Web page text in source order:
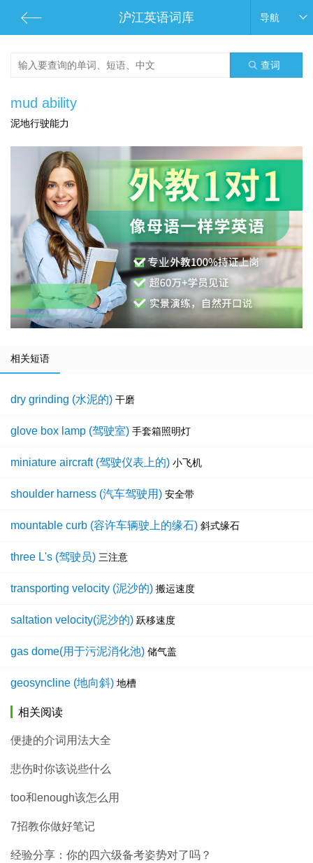
沪江英语词库 导航
查词
mud ability
泥地行驶能力
相关短语
dry grinding (水泥的) 干磨
glove box lamp (驾驶室) 手套箱照明灯
miniature aircraft (驾驶仪表上的) 小飞机
shoulder harness (汽车驾驶用) 安全带
mountable curb (容许车辆驶上的缘石) 斜式缘石
three L's (驾驶员) 三注意
transporting velocity (泥沙的) 搬运速度
saltation velocity(泥沙的) 跃移速度
gas dome(用于污泥消化池) 储气盖
geosyncline (地向斜) 地槽
相关阅读
便捷的介词用法大全
悲伤时你该说些什么
too和enough该怎么用
7招教你做好笔记
经验分享：你的四六级备考姿势对了吗？